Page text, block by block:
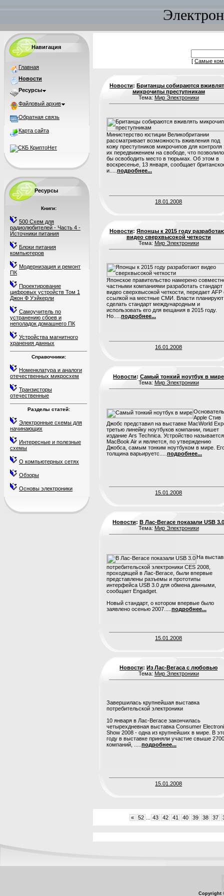
Навигация
Главная
Новости
Ресурсы
Файловый архив
Обратная связь
Карта сайта
Ресурсы
Книги:
500 Схем для
радиолюбителей - Часть 4 -
Источники питания
Блоки питания
компьютеров
Модернизация и ремонт
ПК
Проектирование
цифровых устройств Том 1
Джон Ф Уэйкерли
Самоучитель по
устранению сбоев и
неполадок домашнего ПК
Устройства магнитного
хранения данных
Справочники:
Номенклатура и аналоги
отечественных микросхем
Транзисторы
отечественные
Разделы статей:
Электронные схемы для
начинающих
Интересные и полезные
схемы
О компьютерных сетях
Обзоры
Основы электроники
[ Самые
Новости:Британцы собираются
микрочипы преступникам
Тема: Мир Электроники
Министерство юстиции Великобритании
рассматривает возможность вживления под
кожу преступников микрочипов для контроля
их передвижением на свободе, что позволило
бы освободить место в тюрьмах. Об этом в
воскресенье, 13 января, сообщает
и..... подробнее...
18.01.2008
Новости:Японцы к 2015 году
видео сверхвысокой четкости
Тема: Мир Электроники
Японское правительство намерено
частными компаниями разработать стандарт
видео сверхвысокой четкости, передает AFP
ссылкой на местные СМИ. Власти планируют
сделать стандарт международным и
использовать его для вещания в 2015 году.
Но..... подробнее...
16.01.2008
Новости:Самый тонкий ноутбук в мире
Тема: Мир Электроники
Основатель
Apple Стив
Джобс представил на выставке MacWorld
третью линейку ноутбуков компании, пишет
издание Ars Technica. Устройство называется
MacBook Air и является, по утверждению
Джобса, самым тонким ноутбуком в мире.
толщина варьируетс..... подробнее...
15.01.2008
Новости:В Лас-Вегасе показали USB
Тема: Мир Электроники
На
потребительской электроники CES 2008,
проходящей в Лас-Вегасе, были впервые
представлены разъемы и прототипы
интерфейса USB 3.0 для обмена данными,
сообщает Engadget.
Новый стандарт, о котором впервые было
заявлено осенью 2007..... подробнее...
15.01.2008
Новости:Из Лас-Вегаса с любовью
Тема: Мир Электроники
Завершилась крупнейшая выставка
потребительской электроники
10 января в Лас-Вегасе закончилась
четырехдневная выставка Consumer
Show 2008 - одна из крупнейших в мире. В
году в выставке приняли участие свыше 2700
компаний, ..... подробнее...
15.01.2008
« 52 43 42 41 40 39 38 37
Copyright